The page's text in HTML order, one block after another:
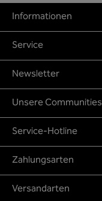
Informationen
Service
Newsletter
Unsere Communities
Service-Hotline
Zahlungsarten
Versandarten